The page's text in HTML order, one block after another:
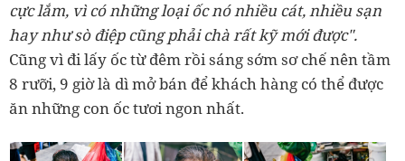
cực lắm, vì có những loại ốc nó nhiều cát, nhiều sạn
hay như sò điệp cũng phải chà rất kỹ mới được".
Cũng vì đi lấy ốc từ đêm rồi sáng sớm sơ chế nên tầm
8 rưỡi, 9 giờ là dì mở bán để khách hàng có thể được
ăn những con ốc tươi ngon nhất.